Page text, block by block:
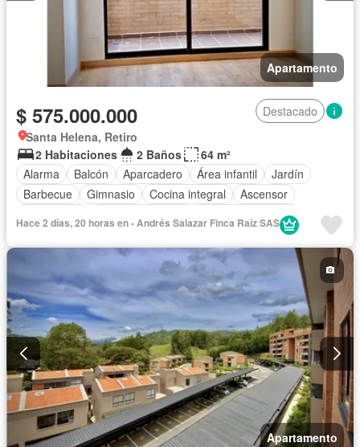
Apartamento
$ 575.000.000
Destacado
Santa Helena, Retiro
2 Habitaciones
2 Baños
64 m²
Alarma
Balcón Aparcadero Área infantil
Jardín
Barbecue
Gimnasio Cocina integral
Ascensor
Seguridad privada
Hace 2 días, 20 horas en - Andrés Salazar Finca Raíz SAS
Apartamento